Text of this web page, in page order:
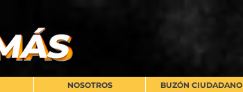
NOSOTROS BUZÓN CIUDADANO